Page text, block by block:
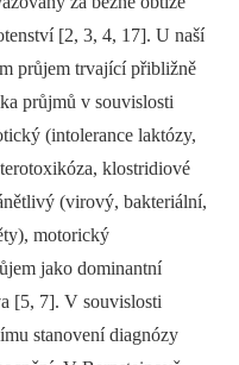
[2, 3, 4, 17]. U naší
průjem trvající přibližně
průjmů v souvislosti
(intolerance laktózy,
klostridiové
(virový, bakteriální,
motorický
jako dominantní
[5, 7]. V souvislosti
stanovení diagnózy